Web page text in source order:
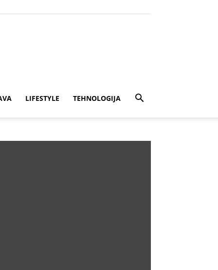
LIFESTYLE TEHNOLOGIJA